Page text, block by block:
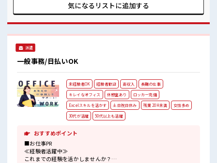
時間があれば昼寝もしちゃおう！ 持ち物が多いあなたにもぴ
ったり☆ ロッカー付き職場♪ 残業はほとんどなし！ プライベ
気になるリストに追加する
派遣
一般事務/日払いOK
未経験者OK 経験者歓迎 高収入
長期の仕事
キレイなオフィス
休憩室あり
ロッカー完備
Excelスキルを活かす
土日祝日休み 残業 20H未満
女性多め
30代が活躍
50代以上も活躍
おすすめポイント
■お仕事PR
≪経験者活躍中≫
これまでの経験を活かしませんか？